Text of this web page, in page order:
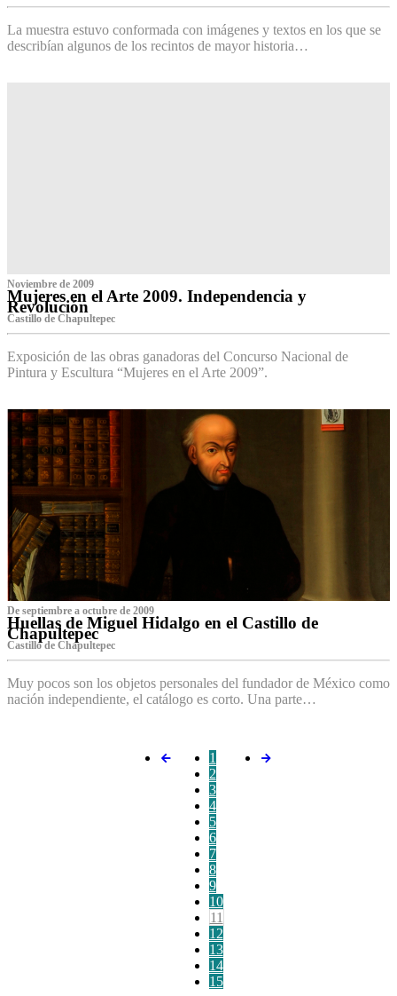
La muestra estuvo conformada con imágenes y textos en los que se
describían algunos de los recintos de mayor historia…
Noviembre de 2009
Mujeres en el Arte 2009. Independencia y
Revolución
Castillo de Chapultepec
Exposición de las obras ganadoras del Concurso Nacional de
Pintura y Escultura “Mujeres en el Arte 2009”.
De septiembre a octubre de 2009
Huellas de Miguel Hidalgo en el Castillo de
Chapultepec
Castillo de Chapultepec
Muy pocos son los objetos personales del fundador de México como
nación independiente, el catálogo es corto. Una parte…
1
2
3
4
5
6
7
8
9
10
11
12
13
14
15